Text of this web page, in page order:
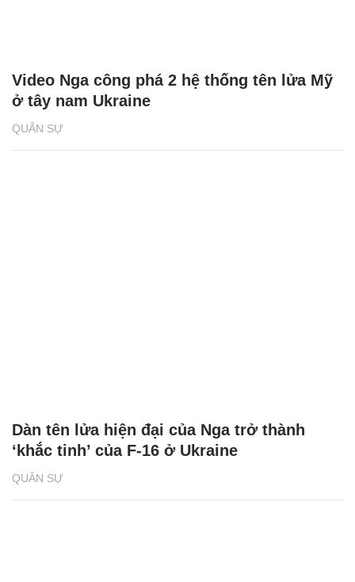
QUÂN SỰ
Video Nga công phá 2 hệ thống tên lửa Mỹ
ở tây nam Ukraine
QUÂN SỰ
Dàn tên lửa hiện đại của Nga trở thành
‘khắc tinh’ của F-16 ở Ukraine